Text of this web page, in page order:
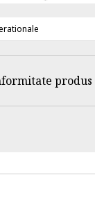
produs